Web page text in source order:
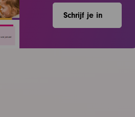
Schrijf je in